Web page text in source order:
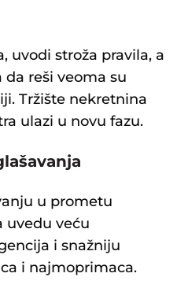
uvodi stroža pravila, a
reši veoma su
Tržište nekretnina
ulazi u novu fazu.
u prometu
uvedu veću
i snažniju
i najmoprimaca.